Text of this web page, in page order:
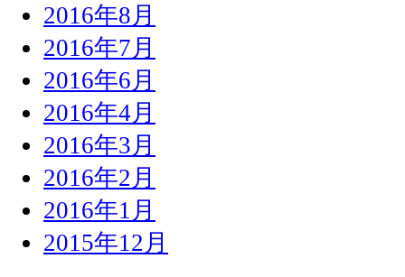
2016年8月
2016年7月
2016年6月
2016年4月
2016年3月
2016年2月
2016年1月
2015年12月